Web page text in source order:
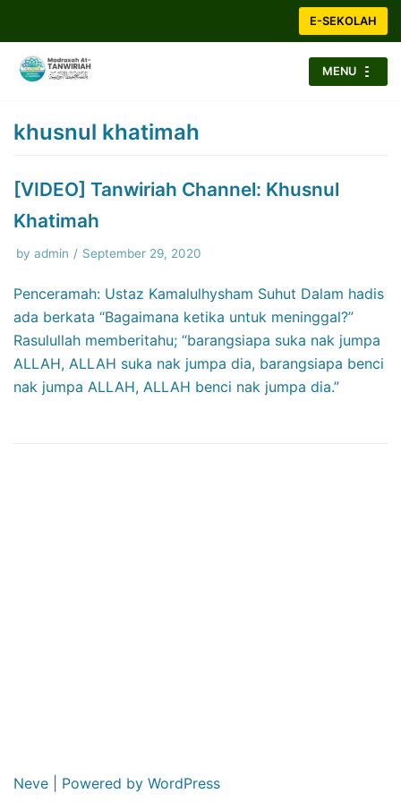
to
content
E-SEKOLAH
MENU
khusnul khatimah
[VIDEO] Tanwiriah Channel: Khusnul
Khatimah
by admin September 29, 2020
Penceramah: Ustaz Kamalulhysham Suhut Dalam hadis
ada berkata “Bagaimana ketika untuk meninggal?”
Rasulullah memberitahu; “barangsiapa suka nak jumpa
ALLAH, ALLAH suka nak jumpa dia, barangsiapa benci
nak jumpa ALLAH, ALLAH benci nak jumpa dia.”
Neve | Powered by WordPress